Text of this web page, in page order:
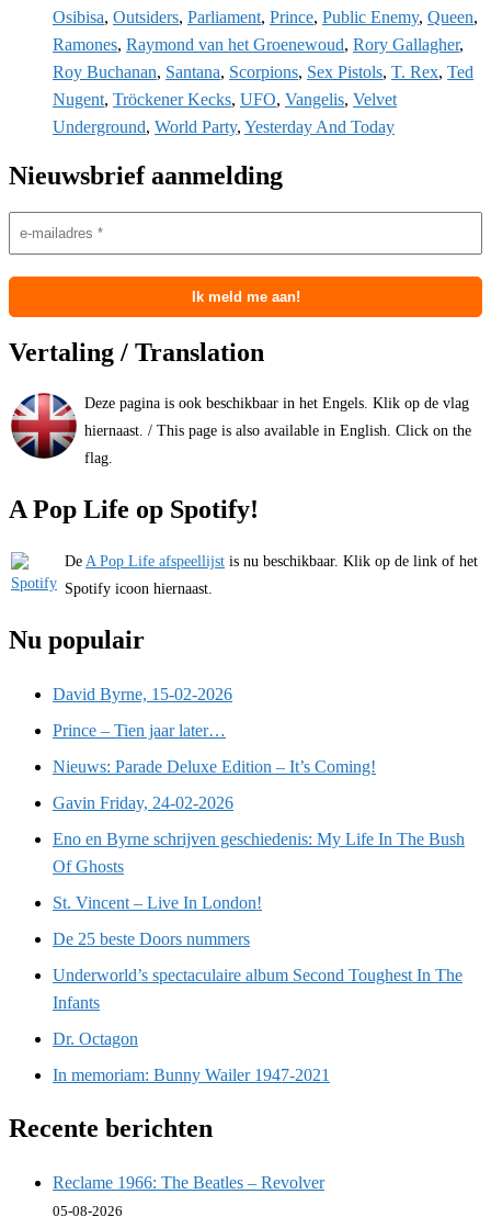
Osibisa, Outsiders, Parliament, Prince, Public Enemy, Queen,
Ramones, Raymond van het Groenewoud, Rory Gallagher,
Roy Buchanan, Santana, Scorpions, Sex Pistols, T. Rex, Ted
Nugent, Tröckener Kecks, UFO, Vangelis, Velvet
Underground, World Party, Yesterday And Today
Nieuwsbrief aanmelding
Vertaling / Translation
Deze pagina is ook beschikbaar in het Engels. Klik op de vlag
hiernaast. / This page is also available in English. Click on the
flag.
A Pop Life op Spotify!
De A Pop Life afspeellijst is nu beschikbaar. Klik op de link of het
Spotify icoon hiernaast.
Nu populair
David Byrne, 15-02-2026
Prince – Tien jaar later…
Nieuws: Parade Deluxe Edition – It’s Coming!
Gavin Friday, 24-02-2026
Eno en Byrne schrijven geschiedenis: My Life In The Bush
Of Ghosts
St. Vincent – Live In London!
De 25 beste Doors nummers
Underworld’s spectaculaire album Second Toughest In The
Infants
Dr. Octagon
In memoriam: Bunny Wailer 1947-2021
Recente berichten
Reclame 1966: The Beatles – Revolver
05-08-2026